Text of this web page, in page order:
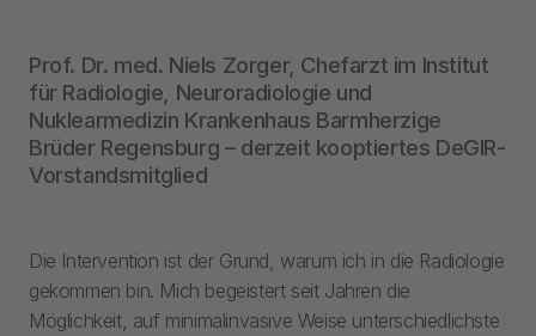
Prof. Dr. med. Niels Zorger, Chefarzt im Institut
für Radiologie, Neuroradiologie und
Nuklearmedizin Krankenhaus Barmherzige
Brüder Regensburg – derzeit kooptiertes DeGIR-
Vorstandsmitglied
Die Intervention ist der Grund, warum ich in die Radiologie
gekommen bin. Mich begeistert seit Jahren die
Möglichkeit, auf minimalinvasive Weise unterschiedlichste